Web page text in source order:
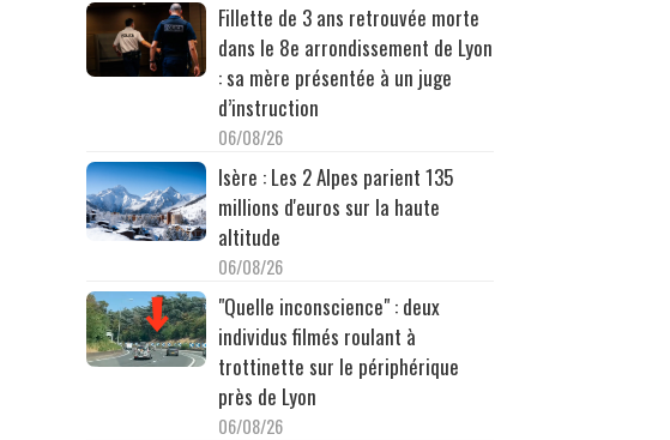
Fillette de 3 ans retrouvée morte
dans le 8e arrondissement de Lyon
: sa mère présentée à un juge
d’instruction
06/08/26
Isère : Les 2 Alpes parient 135
millions d'euros sur la haute
altitude
06/08/26
"Quelle inconscience" : deux
individus filmés roulant à
trottinette sur le périphérique
près de Lyon
06/08/26